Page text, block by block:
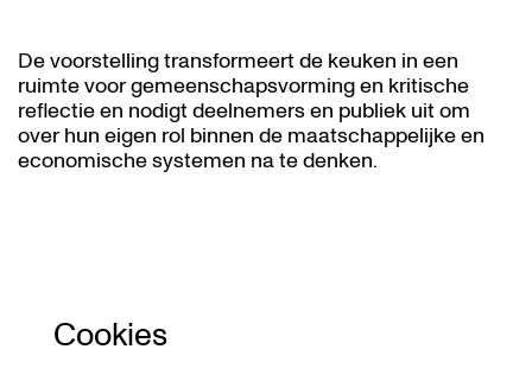
De voorstelling transformeert de keuken in een
ruimte voor gemeenschapsvorming en kritische
reflectie en nodigt deelnemers en publiek uit om
over hun eigen rol binnen de maatschappelijke en
economische systemen na te denken.
Cookies